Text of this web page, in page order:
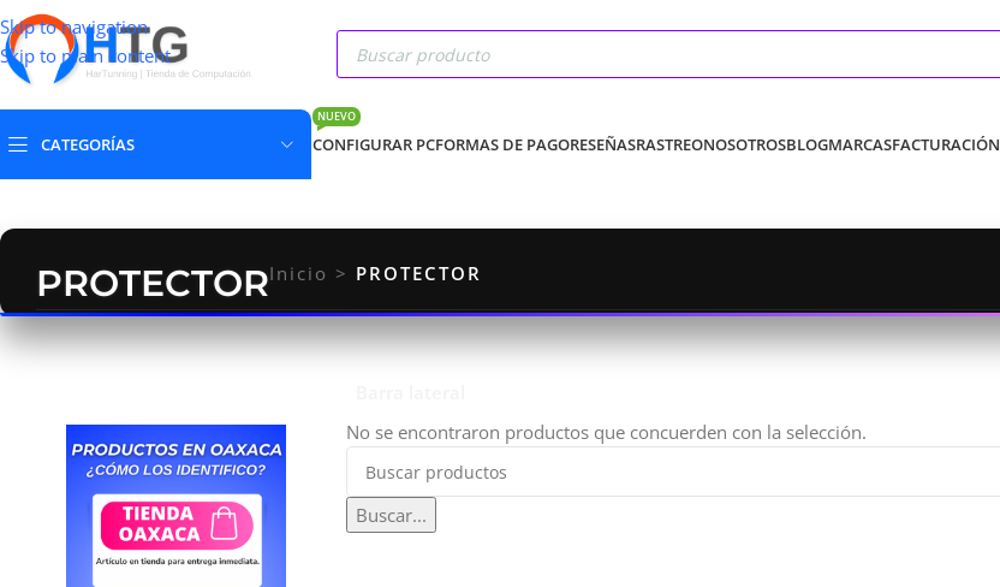
Skip to navigation
Skip to main content
CATEGORÍAS CONFIGURAR PC
NUEVO
FORMAS DE PAGORESEÑASRASTREONOSOTROSBLOGMARCASFACTURACIÓN
PROTECTORInicio > PROTECTOR
No se encontraron productos que concuerden con la selección.
Buscar...